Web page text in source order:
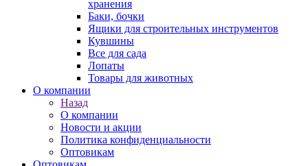
хранения
Баки, бочки
Ящики для строительных инструментов
Кувшины
Все для сада
Лопаты
Товары для животных
О компании
Назад
О компании
Новости и акции
Политика конфиденциальности
Оптовикам